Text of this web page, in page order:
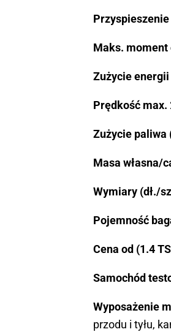
Maks.
Zużycie energii
Prędkość max.
Zużycie paliwa
Masa własna/
Wymiary (dł./
Pojemność
Cena od (1.4
Samochód
Wyposażenie
przodu i tyłu,